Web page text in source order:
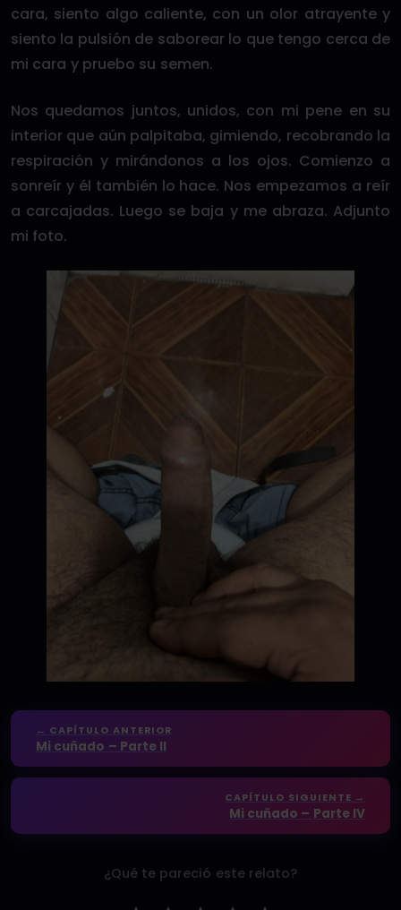
cara, siento algo caliente, con un olor atrayente y
siento la pulsión de saborear lo que tengo cerca de
mi cara y pruebo su semen.
Nos quedamos juntos, unidos, con mi pene en su
interior que aún palpitaba, gimiendo, recobrando la
respiración y mirándonos a los ojos. Comienzo a
sonreír y él también lo hace. Nos empezamos a reír
a carcajadas. Luego se baja y me abraza. Adjunto
mi foto.
← CAPÍTULO ANTERIOR
Mi cuñado – Parte II
CAPÍTULO SIGUIENTE →
Mi cuñado – Parte IV
¿Qué te pareció este relato?